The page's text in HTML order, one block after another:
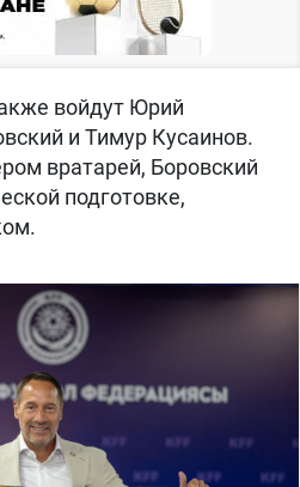
войдут Юрий
и Тимур Кусаинов.
вратарей, Боровский
подготовке,